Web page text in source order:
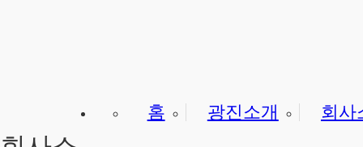
홈 광진소개 회사